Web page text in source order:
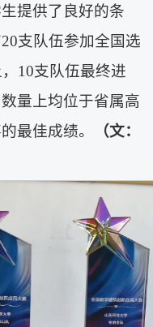
提供了良好的条
支队伍参加全国选
10支队伍最终进
量上均位于省属高
最佳成绩。
（文：